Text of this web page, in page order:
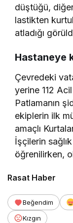
düştüğü,
lastikten
atladığı
Hastaneye
Çevredeki
yerine 112
Patlamanın
ekiplerin ilk
amaçlı
İşçilerin
öğrenilirken,
Rasat Haber
Beğendim
Kızgın